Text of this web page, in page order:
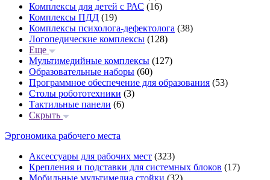
Комплексы для детей с РАС (16)
Комплексы ПДД (19)
Комплексы психолога-дефектолога (38)
Логопедические комплексы (128)
Еще
Мультимедийные комплексы (127)
Образовательные наборы (60)
Программное обеспечение для образования (53)
Столы робототехники (3)
Тактильные панели (6)
Скрыть
Эргономика рабочего места
Аксессуары для рабочих мест (323)
Крепления и подставки для системных блоков (17)
Мобильные мультимедиа стойки (32)